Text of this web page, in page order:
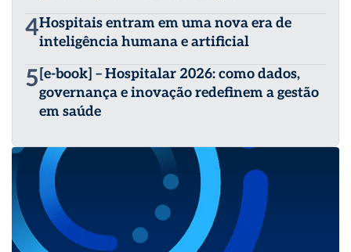
4Hospitais entram em uma nova era de
inteligência humana e artificial
5 [e-book] – Hospitalar 2026: como dados,
governança e inovação redefinem a gestão
em saúde